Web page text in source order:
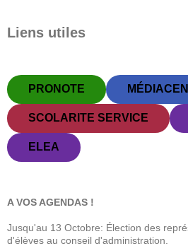
Liens utiles
PRONOTE
SCOLARITE SERVICE
ELEA
A VOS AGENDAS !
Jusqu'au 13 Octobre: Élection des
d'élèves au conseil d'administration.